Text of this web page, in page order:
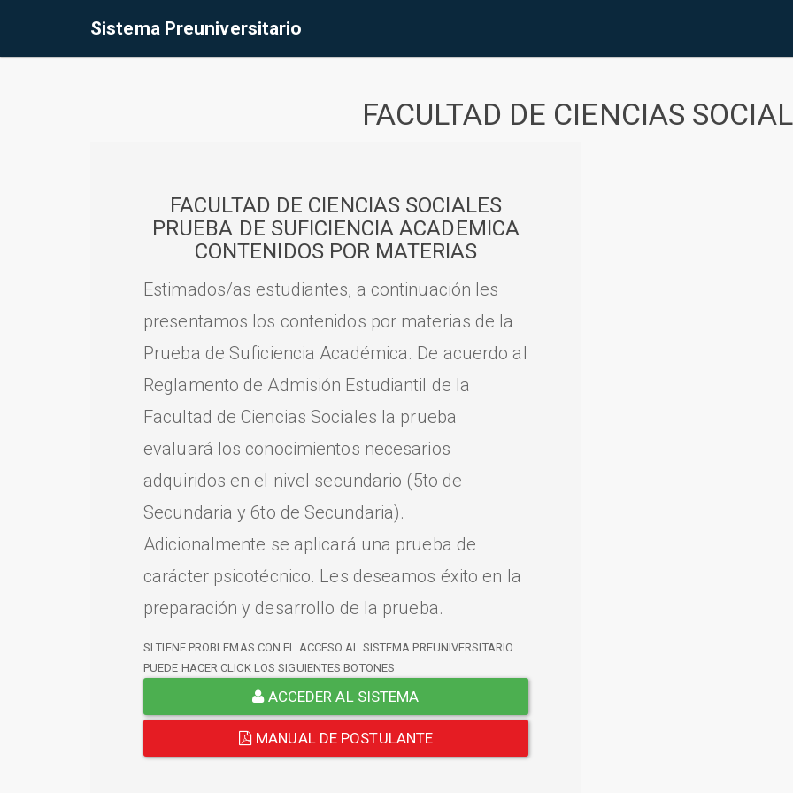
Sistema Preuniversitario
FACULTAD DE CIENCIAS
FACULTAD DE CIENCIAS SOCIALES
PRUEBA DE SUFICIENCIA ACADEMICA
CONTENIDOS POR MATERIAS
Estimados/as estudiantes, a continuación les
presentamos los contenidos por materias de la
Prueba de Suficiencia Académica. De acuerdo al
Reglamento de Admisión Estudiantil de la
Facultad de Ciencias Sociales la prueba
evaluará los conocimientos necesarios
adquiridos en el nivel secundario (5to de
Secundaria y 6to de Secundaria).
Adicionalmente se aplicará una prueba de
carácter psicotécnico. Les deseamos éxito en la
preparación y desarrollo de la prueba.
SI TIENE PROBLEMAS CON EL ACCESO AL SISTEMA PREUNIVERSITARIO
PUEDE HACER CLICK LOS SIGUIENTES BOTONES
ACCEDER AL SISTEMA
MANUAL DE POSTULANTE